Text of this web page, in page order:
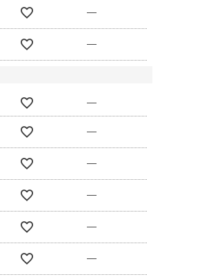
—
—
—
—
—
—
—
—